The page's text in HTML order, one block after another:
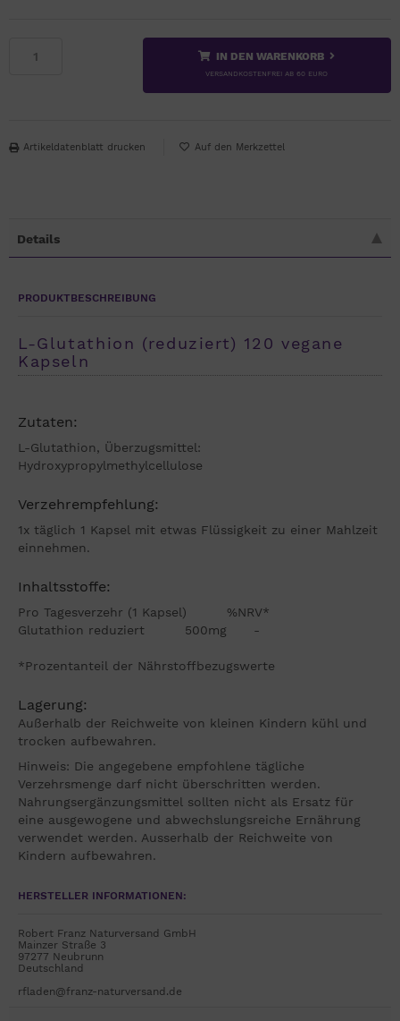
IN DEN WARENKORB
VERSANDKOSTENFREI AB 60 EURO
Artikeldatenblatt drucken
Details
PRODUKTBESCHREIBUNG
L-Glutathion (reduziert) 120 vegane
Kapseln
Zutaten:
L-Glutathion, Überzugsmittel:
Hydroxypropylmethylcellulose
Verzehrempfehlung:
1x täglich 1 Kapsel mit etwas Flüssigkeit zu einer Mahlzeit
einnehmen.
Inhaltsstoffe:
Pro Tagesverzehr (1 Kapsel) %NRV*
Glutathion reduziert 500mg -
*Prozentanteil der Nährstoffbezugswerte
Lagerung:
Außerhalb der Reichweite von kleinen Kindern kühl und
trocken aufbewahren.
Hinweis: Die angegebene empfohlene tägliche
Verzehrsmenge darf nicht überschritten werden.
Nahrungsergänzungsmittel sollten nicht als Ersatz für
eine ausgewogene und abwechslungsreiche Ernährung
verwendet werden. Ausserhalb der Reichweite von
Kindern aufbewahren.
HERSTELLER INFORMATIONEN:
Robert Franz Naturversand GmbH
Mainzer Straße 3
97277 Neubrunn
Deutschland
rfladen@franz-naturversand.de